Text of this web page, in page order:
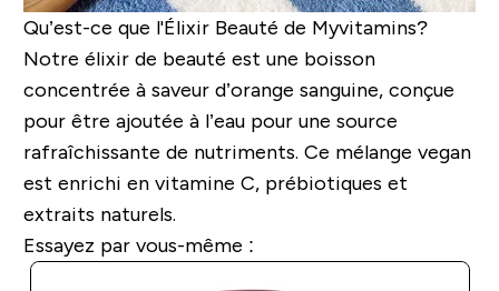
Qu’est-ce que l'Élixir Beauté de Myvitamins?
Notre élixir de beauté est une boisson
concentrée à saveur d’orange sanguine, conçue
pour être ajoutée à l’eau pour une source
rafraîchissante de nutriments. Ce mélange vegan
est enrichi en vitamine C, prébiotiques et
extraits naturels.
Essayez par vous-même :